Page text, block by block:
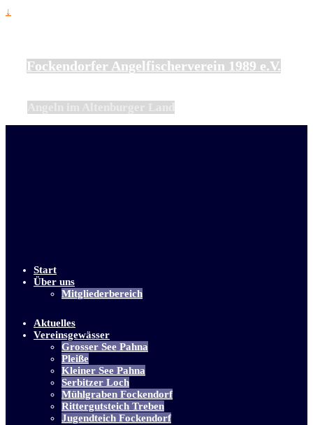
↓
Fockendorfer Angelfischerverein 1989 e.V.
Start
Über uns
Mitgliederbereich
Aktuelles
Vereinsgewässer
Grosser See Pahna
Pleiße
Kleiner See Pahna
Serbitzer Loch
Mühlgraben Fockendorf
Rittergutsteich Treben
Jugendteich Fockendorf